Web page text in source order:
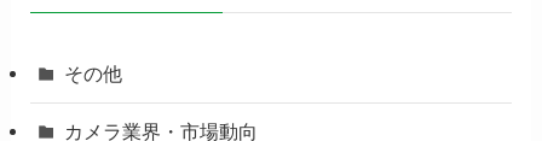
その他
カメラ業界・市場動向